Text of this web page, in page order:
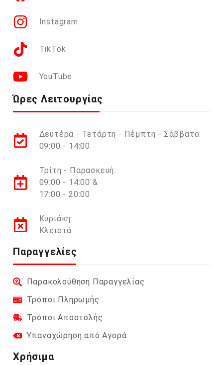
Instagram
TikTok
YouTube
Ώρες Λειτουργίας
Δευτέρα - Τετάρτη - Πέμπτη - Σάββατο:
09:00 - 14:00
Τρίτη - Παρασκευή:
09:00 - 14:00 &
17:00 - 20:00
Κυριάκη:
Κλειστά
Παραγγελίες
Παρακολούθηση Παραγγελίας
Τρόποι Πληρωμής
Τρόποι Αποστολής
Υπαναχώρηση από Αγορά
Χρήσιμα